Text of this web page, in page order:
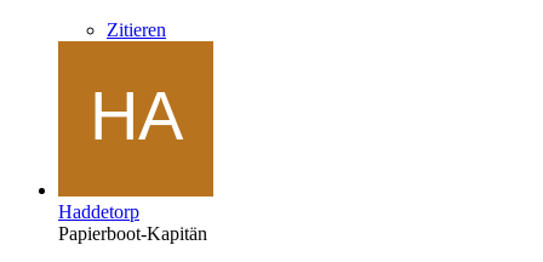
Zitieren
Haddetorp
Papierboot-Kapitän